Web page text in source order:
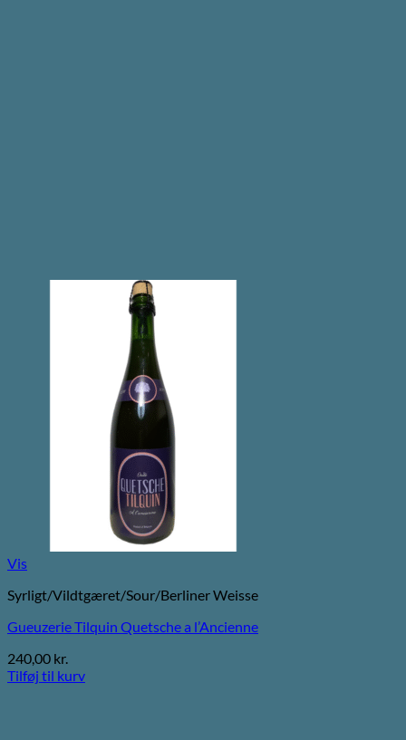
Vis
Syrligt/Vildtgæret/Sour/Berliner Weisse
Gueuzerie Tilquin Quetsche a l’Ancienne
240,00 kr.
Tilføj til kurv